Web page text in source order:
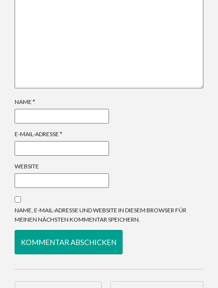
NAME *
E-MAIL-ADRESSE *
WEBSITE
NAME, E-MAIL-ADRESSE UND WEBSITE IN DIESEM BROWSER FÜR
MEINEN NÄCHSTEN KOMMENTAR SPEICHERN.